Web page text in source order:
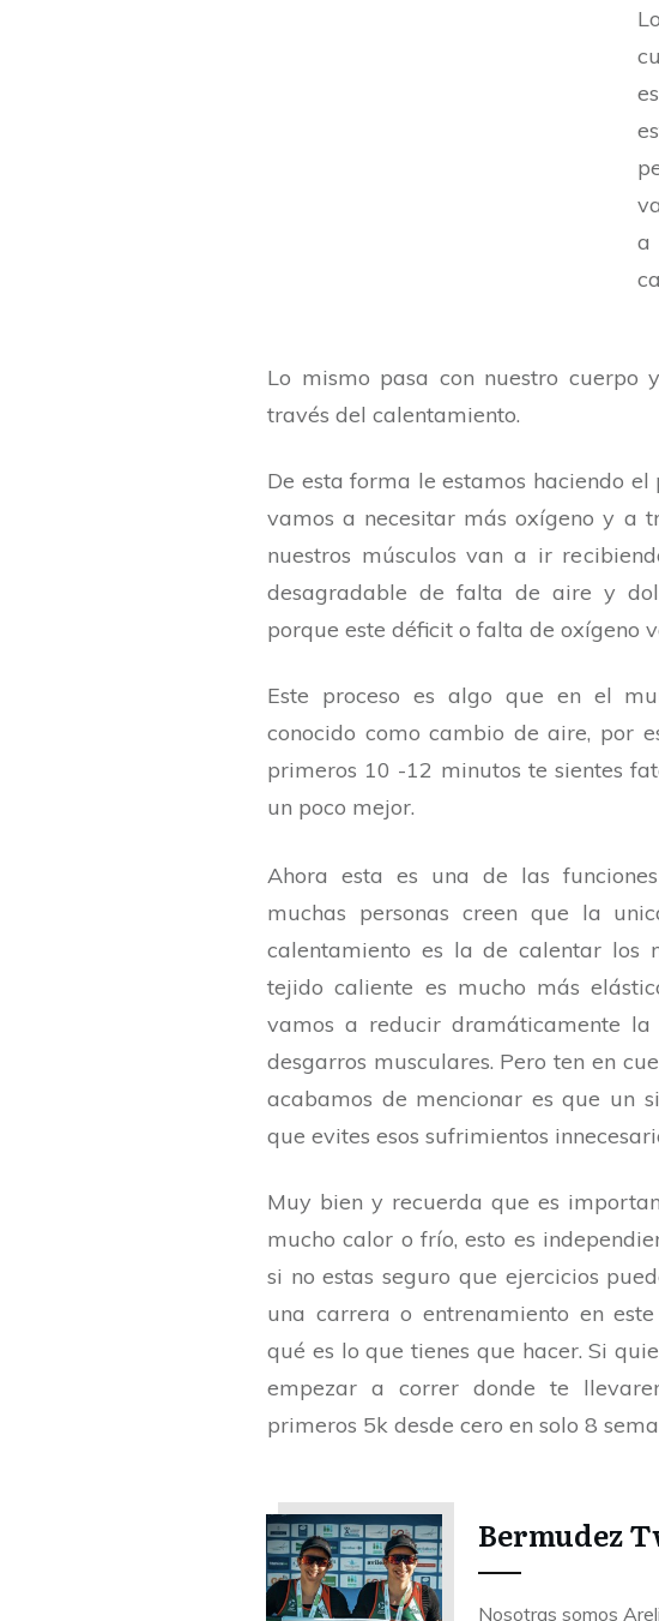
Lo mismo pasa con nuestro
través del calentamiento.
De esta forma le estamos haciendo
vamos a necesitar más oxígeno y a
nuestros músculos van a ir
desagradable de falta de aire y
porque este déficit o falta de oxígeno
Este proceso es algo que en el
conocido como cambio de aire, por
primeros 10 -12 minutos te sientes
un poco mejor.
Ahora esta es una de las
muchas personas creen que la
calentamiento es la de calentar los
tejido caliente es mucho más
vamos a reducir dramáticamente
desgarros musculares. Pero ten en
acabamos de mencionar es que un
que evites esos sufrimientos
Muy bien y recuerda que es
mucho calor o frío, esto es
si no estas seguro que ejercicios
una carrera o entrenamiento en este
qué es lo que tienes que hacer. Si
empezar a correr donde te
primeros 5k desde cero en solo 8
Bermudez
Nosotras somos